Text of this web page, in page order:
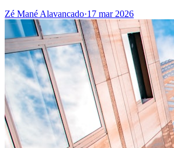
Zé Mané Alavancado·17 mar 2026